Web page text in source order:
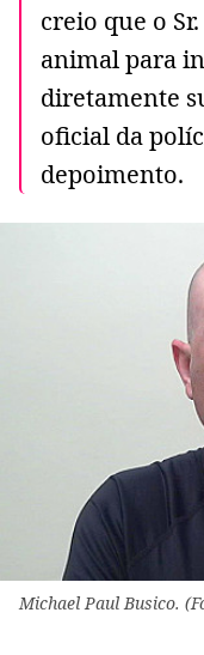
creio que o
animal para
diretamente
oficial da
depoimento.
Michael Paul Busico.